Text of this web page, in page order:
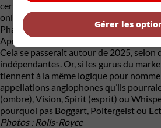
certains modèles marquants de la
onirique évoquant à la fois silence et
Phantom (fantôme), mais aussi la
Après la Spectre, Rolls-Royce doit
Cela se passerait autour de 2025, selon
indépendantes. Or, si les gurus du
tiennent à la même logique pour
appellations anglophones qu’ils
(ombre), Vision, Spirit (esprit) ou
pourquoi pas Boggart, Poltergeist ou
Photos : Rolls-Royce
Gérer les